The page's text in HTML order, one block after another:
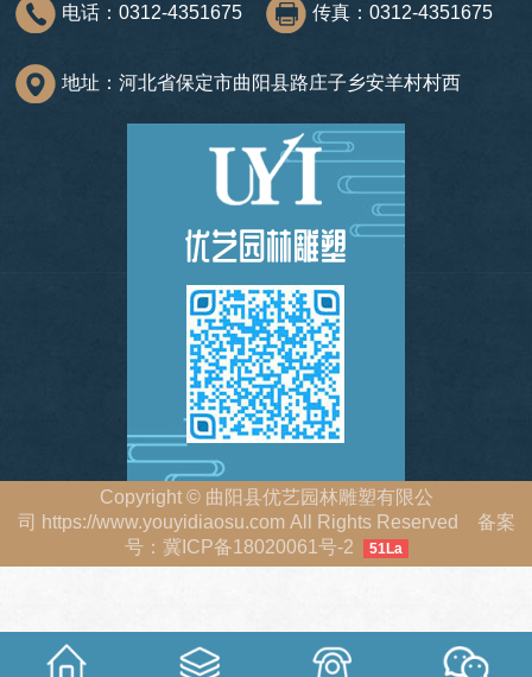
电话：0312-4351675 传真：0312-4351675
地址：河北省保定市曲阳县路庄子乡安羊村村西
Copyright ©曲阳县优艺园林雕塑有限公
司 https://www.youyidiaosu.comAll Rights Reserved 备案
号： 冀ICP备18020061号-2 51La